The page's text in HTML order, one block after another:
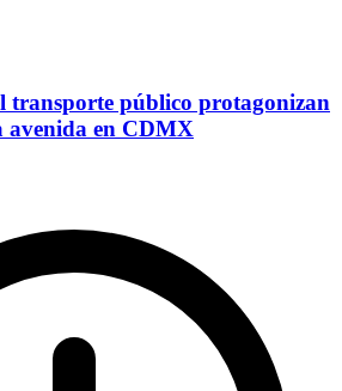
transporte público protagonizan
avenida en CDMX